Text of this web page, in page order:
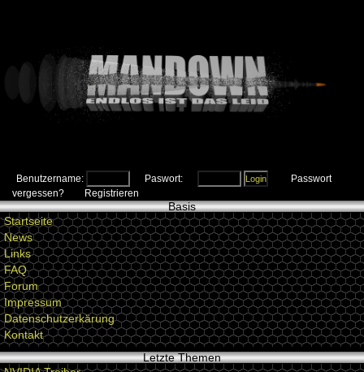
Benutzername: Paswort:
Passwort
vergessen?
Registrieren
Basis
Startseite
News
Links
FAQ
Forum
Impressum
Datenschutzerkärung
Kontakt
Letzte Themen